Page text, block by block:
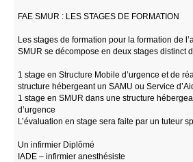
FAE SMUR : LES STAGES DE FORMATION
Les stages de formation pour la formation de
SMUR se décompose en deux stages distinct
1 stage en Structure Mobile d’urgence et de
structure hébergeant un SAMU ou Service
1 stage en SMUR dans une structure
d’urgence
L’évaluation en stage sera faite par un tuteur
Un infirmier Diplômé
IADE – infirmier anesthésiste